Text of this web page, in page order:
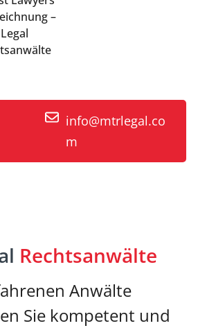
info@mtrlegal.co
m
Rechtsanwälte
Anwälte
Sie kompetent und